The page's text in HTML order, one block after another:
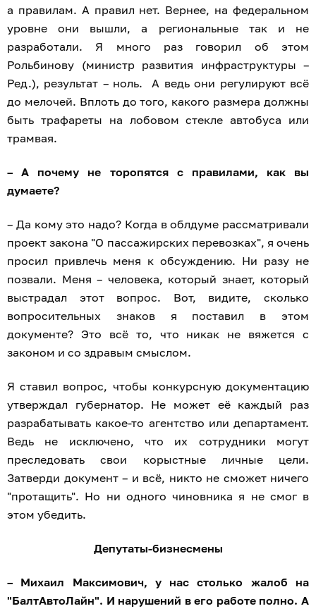
а правилам. А правил нет. Вернее, на федеральном
уровне они вышли, а региональные так и не
разработали. Я много раз говорил об этом
Рольбинову (министр развития инфраструктуры –
Ред.), результат – ноль. А ведь они регулируют всё
до мелочей. Вплоть до того, какого размера должны
быть трафареты на лобовом стекле автобуса или
трамвая.
– А почему не торопятся с правилами, как вы
думаете?
– Да кому это надо? Когда в облдуме рассматривали
проект закона "О пассажирских перевозках", я очень
просил привлечь меня к обсуждению. Ни разу не
позвали. Меня – человека, который знает, который
выстрадал этот вопрос. Вот, видите, сколько
вопросительных знаков я поставил в этом
документе? Это всё то, что никак не вяжется с
законом и со здравым смыслом.
Я ставил вопрос, чтобы конкурсную документацию
утверждал губернатор. Не может её каждый раз
разрабатывать какое-то агентство или департамент.
Ведь не исключено, что их сотрудники могут
преследовать свои корыстные личные цели.
Затверди документ – и всё, никто не сможет ничего
"протащить". Но ни одного чиновника я не смог в
этом убедить.
Депутаты-бизнесмены
– Михаил Максимович, у нас столько жалоб на
"БалтАвтоЛайн". И нарушений в его работе полно. А